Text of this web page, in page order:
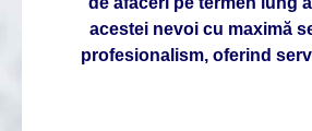
acestei nevoi cu maximă
profesionalism, oferind